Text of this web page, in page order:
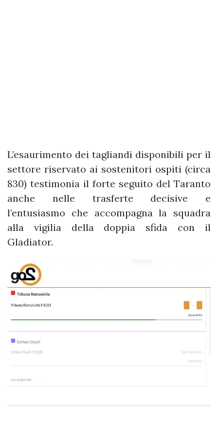
L’esaurimento dei tagliandi disponibili per il
settore riservato ai sostenitori ospiti (circa
830) testimonia il forte seguito del Taranto
anche nelle trasferte decisive e
l’entusiasmo che accompagna la squadra
alla vigilia della doppia sfida con il
Gladiator.